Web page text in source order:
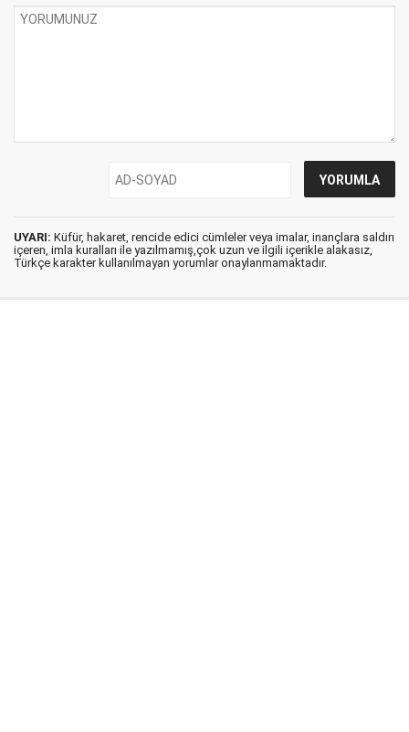
UYARI: Küfür, hakaret, rencide edici cümleler veya imalar, inançlara saldırı
içeren, imla kuralları ile yazılmamış,çok uzun ve ilgili içerikle alakasız,
Türkçe karakter kullanılmayan yorumlar onaylanmamaktadır.